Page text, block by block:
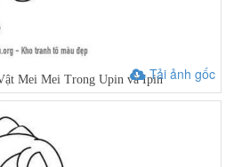
Tải ảnh gốc
Mei Mei Trong Upin và Ipin